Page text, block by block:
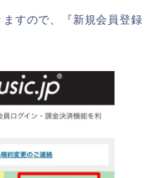
すので、『新規会員登録